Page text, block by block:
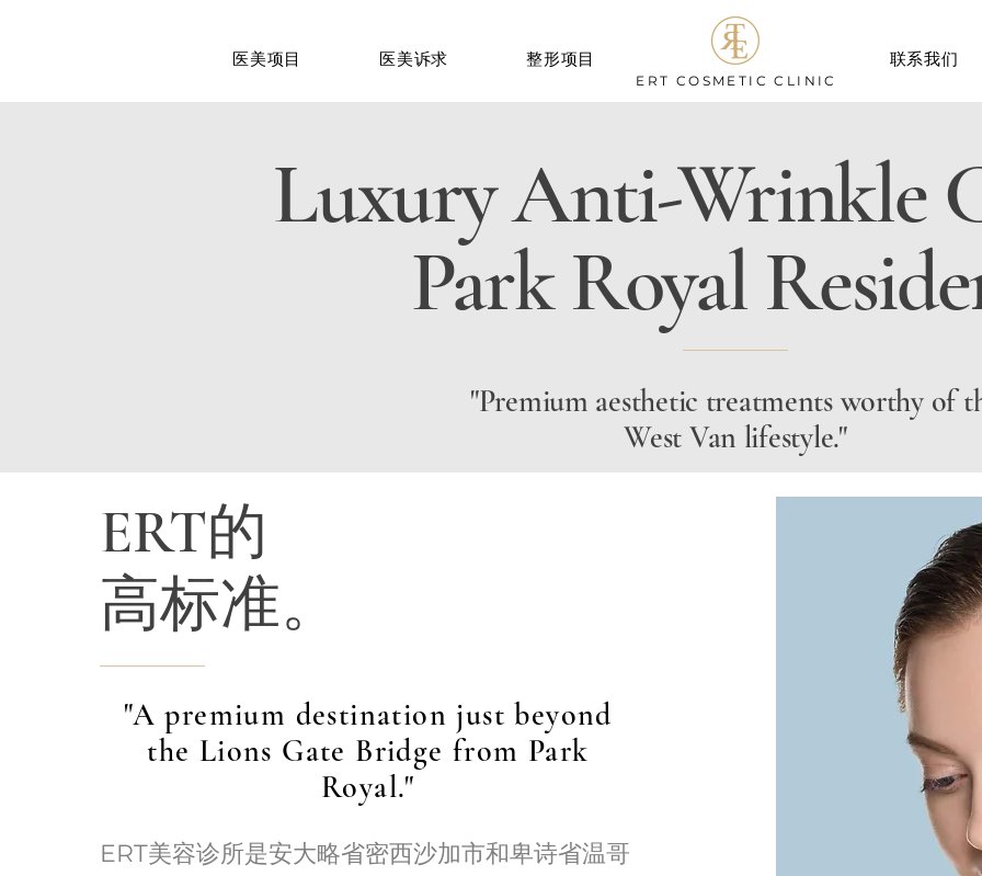
医美项目 医美诉求 整形项目
ERT COSMETIC CLINIC
联系我们
Luxury Anti-Wrinkle
Park Royal
"Premium aesthetic treatments worthy of
West Van lifestyle."
ERT的
高标准。
"A premium destination just beyond
the Lions Gate Bridge from Park
Royal."
ERT美容诊所是安大略省密西沙加市和卑诗省温哥